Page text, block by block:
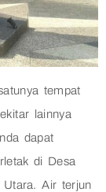
tempat
lainnya
dapat
di Desa
Utara. Air terjun